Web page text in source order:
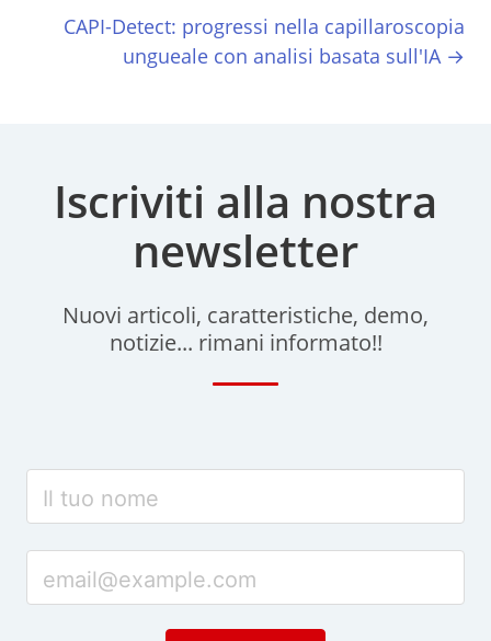
CAPI-Detect: progressi nella capillaroscopia
ungueale con analisi basata sull'IA →
Iscriviti alla nostra
newsletter
Nuovi articoli, caratteristiche, demo,
notizie... rimani informato!!